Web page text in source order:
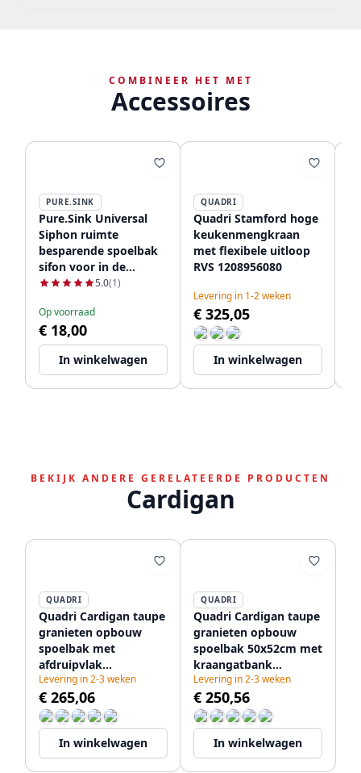
COMBINEER HET MET
Accessoires
PURE.SINK
Pure.Sink Universal
Siphon ruimte
besparende spoelbak
sifon voor in de
keuken met 2
aansluitingen WSTSSI-
32
5.0(1)
Op voorraad
€ 18,00
In winkelwagen
QUADRI
Quadri Stamford hoge
keukenmengkraan
met flexibele uitloop
RVS 1208956080
Levering in 1-2 weken
€ 325,05
In winkelwagen
BEKIJK ANDERE GERELATEERDE PRODUCTEN
Cardigan
QUADRI
Quadri Cardigan taupe
granieten opbouw
spoelbak met
afdruipvlak
omkeerbaar 62x50cm
1208967393
Levering in 2-3 weken
€ 265,06
In winkelwagen
QUADRI
Quadri Cardigan taupe
granieten opbouw
spoelbak 50x52cm met
kraangatbank
1208967396
Levering in 2-3 weken
€ 250,56
In winkelwagen